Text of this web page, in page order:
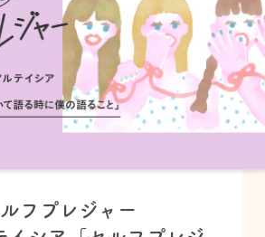
フプレジャー